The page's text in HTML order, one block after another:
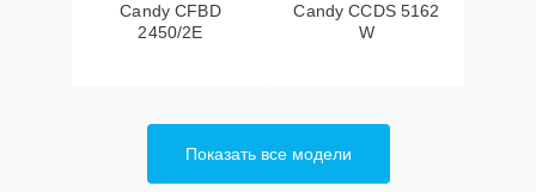
Candy CFBD
2450/2E
Candy CCDS 5162
W
Показать все модели